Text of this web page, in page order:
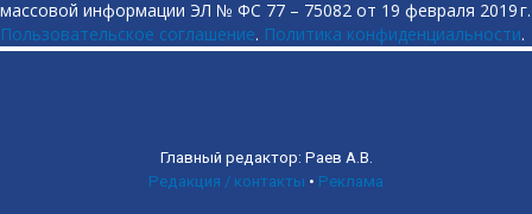
массовой информации ЭЛ № ФС 77 – 75082 от 19 февраля 2019 г.
Пользовательское соглашение. Политика конфиденциальности.
Главный редактор: Раев А.В.
Редакция / контакты • Реклама